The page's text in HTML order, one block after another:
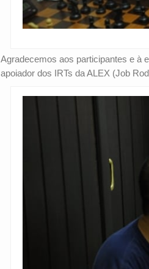
Agradecemos aos participantes e à
apoiador dos IRTs da ALEX (Job